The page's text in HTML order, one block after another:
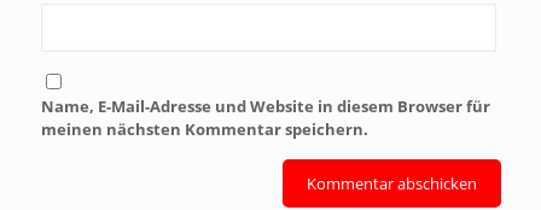
Name, E-Mail-Adresse und Website in diesem Browser für
meinen nächsten Kommentar speichern.